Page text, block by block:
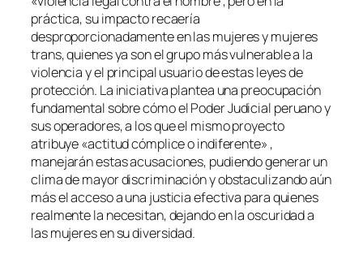
práctica, su impacto recaería
desproporcionadamente en las mujeres y mujeres
trans, quienes ya son el grupo más vulnerable a la
violencia y el principal usuario de estas leyes de
protección. La iniciativa plantea una preocupación
fundamental sobre cómo el Poder Judicial peruano y
sus operadores, a los que el mismo proyecto
atribuye «actitud cómplice o indiferente» ,
manejarán estas acusaciones, pudiendo generar un
clima de mayor discriminación y obstaculizando aún
más el acceso a una justicia efectiva para quienes
realmente la necesitan, dejando en la oscuridad a
las mujeres en su diversidad.